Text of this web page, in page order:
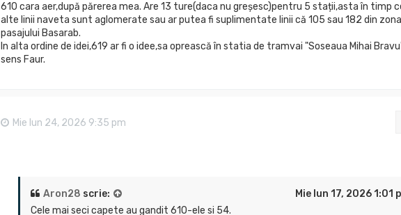
610 cara aer,după părerea mea. Are 13 ture(daca nu greșesc)pentru 5 stații,asta în timp
alte linii naveta sunt aglomerate sau ar putea fi suplimentate linii că 105 sau 182 din zona
pasajului Basarab.
In alta ordine de idei,619 ar fi o idee,sa oprească în statia de tramvai "Soseaua Mihai
sens Faur.
Mie Iun 24, 2026 9:35 pm
Aron28 scrie:
Mie Iun 17, 2026 1:01
Cele mai seci capete au gandit 610-ele si 54.